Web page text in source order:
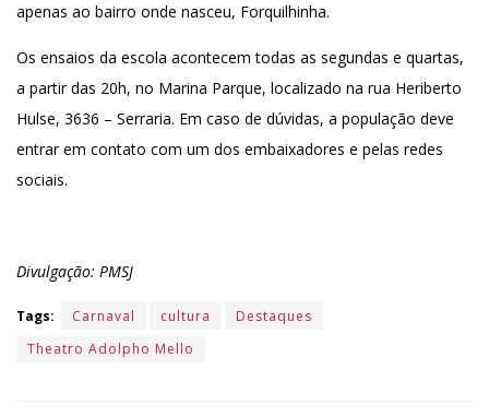
apenas ao bairro onde nasceu, Forquilhinha.
Os ensaios da escola acontecem todas as segundas e quartas,
a partir das 20h, no Marina Parque, localizado na rua Heriberto
Hulse, 3636 – Serraria. Em caso de dúvidas, a população deve
entrar em contato com um dos embaixadores e pelas redes
sociais.
Divulgação: PMSJ
Tags: Carnaval cultura
Destaques
Theatro Adolpho Mello